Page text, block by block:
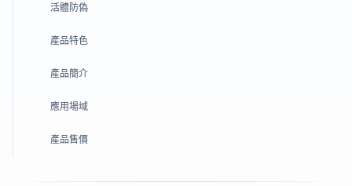
活體防偽
產品特色
產品簡介
應用場域
產品售價